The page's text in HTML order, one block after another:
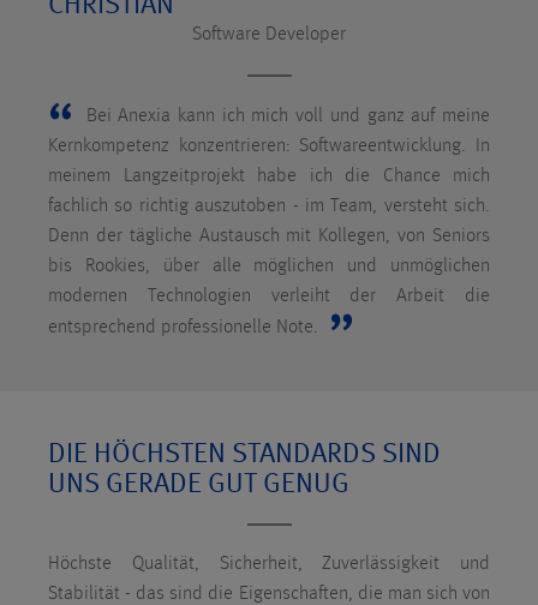
Software Developer
Bei Anexia kann ich mich voll und ganz auf meine
Kernkompetenz konzentrieren: Softwareentwicklung. In
meinem Langzeitprojekt habe ich die Chance mich
fachlich so richtig auszutoben - im Team, versteht sich.
Denn der tägliche Austausch mit Kollegen, von Seniors
bis Rookies, über alle möglichen und unmöglichen
modernen Technologien verleiht der Arbeit die
entsprechend professionelle Note.
DIE HÖCHSTEN STANDARDS SIND
UNS GERADE GUT GENUG
Höchste Qualität, Sicherheit, Zuverlässigkeit und
Stabilität - das sind die Eigenschaften, die man sich von